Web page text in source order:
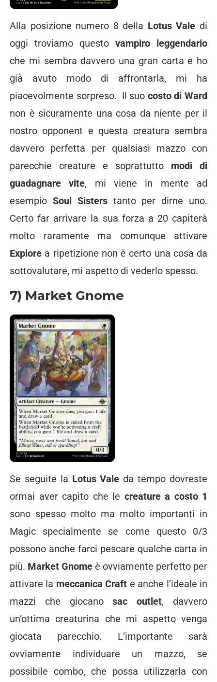
Alla posizione numero 8 della Lotus Vale di
oggi troviamo questo vampiro leggendario
che mi sembra davvero una gran carta e ho
già avuto modo di affrontarla, mi ha
piacevolmente sorpreso. Il suo costo di Ward
non è sicuramente una cosa da niente per il
nostro opponent e questa creatura sembra
davvero perfetta per qualsiasi mazzo con
parecchie creature e soprattutto modi di
guadagnare vite, mi viene in mente ad
esempio Soul Sisterstanto per dirne uno.
Certo far arrivare la sua forza a 20 capiterà
molto raramente ma comunque attivare
Explore a ripetizione non è certo una cosa da
sottovalutare, mi aspetto di vederlo spesso.
7) Market Gnome
Se seguite la Lotus Vale da tempo dovreste
ormai aver capito che le creature a costo 1
sono spesso molto ma molto importanti in
Magic specialmente se come questo 0/3
possono anche farci pescare qualche carta in
più. Market Gnome è ovviamente perfetto per
attivare la meccanica Craft e anche l’ideale in
mazzi che giocanosac outlet, davvero
un’ottima creaturina che mi aspetto venga
giocata parecchio. L’importante sarà
ovviamente individuare un mazzo, se
possibile combo, che possa utilizzarla con